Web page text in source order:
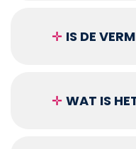
✛ IS DE
✛ WAT IS